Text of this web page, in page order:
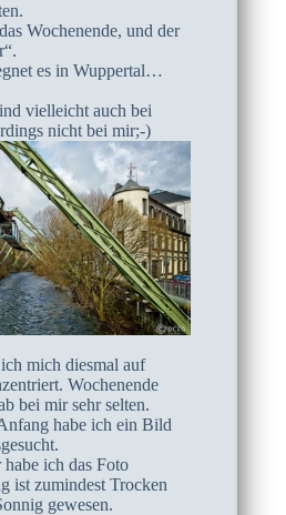
Wochenende, und der
es in Wuppertal…
vielleicht auch bei
nicht bei mir;-)
mich diesmal auf
Wochenende
bei mir sehr selten.
habe ich ein Bild
ich das Foto
ist zumindest Trocken
gewesen.